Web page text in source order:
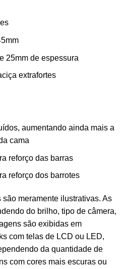
25mm de espessura
extrafortes
aumentando ainda mais a
cama
reforço das barras
reforço dos barrotes
meramente ilustrativas. As
do brilho, tipo de câmera,
são exibidas em
com telas de LCD ou LED,
da quantidade de
com cores mais escuras ou